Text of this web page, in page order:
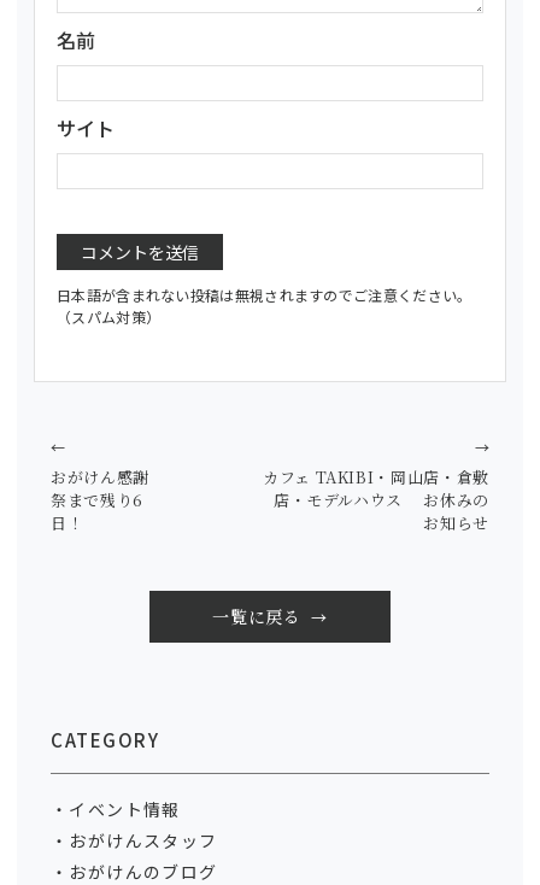
名前
サイト
日本語が含まれない投稿は無視されますのでご注意ください。
（スパム対策）
おがけん感謝
祭まで残り6
日！
←
一覧に戻る
カフェ TAKIBI・岡山店・倉敷
店・モデルハウス お休みの
お知らせ
→
CATEGORY
イベント情報
おがけんスタッフ
おがけんのブログ